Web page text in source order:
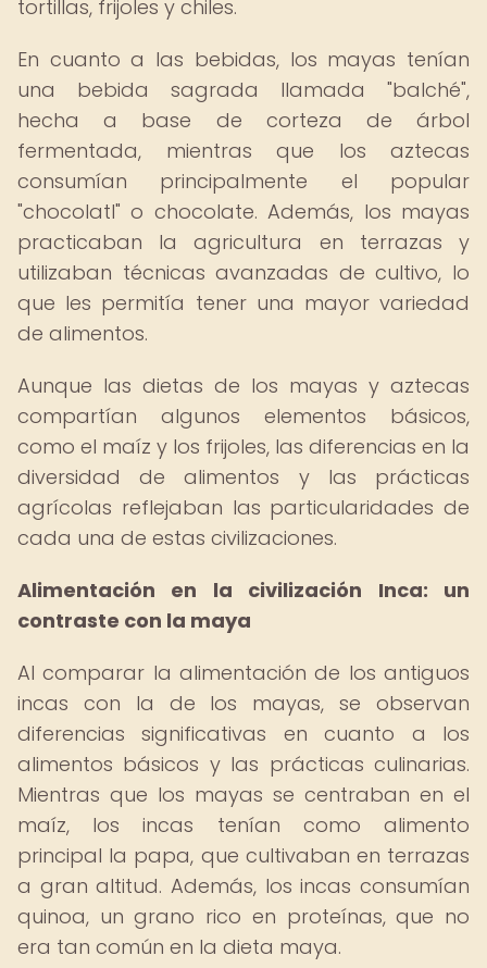
tortillas, frijoles y chiles.
En cuanto a las bebidas, los mayas tenían
una bebida sagrada llamada "balché",
hecha a base de corteza de árbol
fermentada, mientras que los aztecas
consumían principalmente el popular
"chocolatl" o chocolate. Además, los mayas
practicaban la agricultura en terrazas y
utilizaban técnicas avanzadas de cultivo, lo
que les permitía tener una mayor variedad
de alimentos.
Aunque las dietas de los mayas y aztecas
compartían algunos elementos básicos,
como el maíz y los frijoles, las diferencias en la
diversidad de alimentos y las prácticas
agrícolas reflejaban las particularidades de
cada una de estas civilizaciones.
Alimentación en la civilización Inca: un
contraste con la maya
Al comparar la alimentación de los antiguos
incas con la de los mayas, se observan
diferencias significativas en cuanto a los
alimentos básicos y las prácticas culinarias.
Mientras que los mayas se centraban en el
maíz, los incas tenían como alimento
principal la papa, que cultivaban en terrazas
a gran altitud. Además, los incas consumían
quinoa, un grano rico en proteínas, que no
era tan común en la dieta maya.